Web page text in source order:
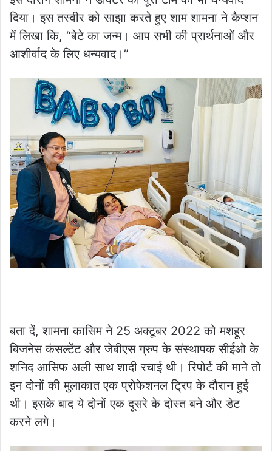
दिया। इस तस्वीर को साझा करते हुए शाम शामना ने कैप्शन
में लिखा कि, “बेटे का जन्म। आप सभी की प्रार्थनाओं और
आशीर्वाद के लिए धन्यवाद।”
बता दें, शामना कासिम ने 25 अक्टूबर 2022 को मशहूर
बिजनेस कंसल्टेंट और जेबीएस ग्रुप के संस्थापक सीईओ के
शनिद आसिफ अली साथ शादी रचाई थी। रिपोर्ट की माने तो
इन दोनों की मुलाकात एक प्रोफेशनल ट्रिप के दौरान हुई
थी। इसके बाद ये दोनों एक दूसरे के दोस्त बने और डेट
करने लगे।